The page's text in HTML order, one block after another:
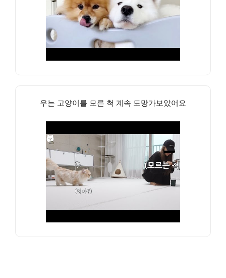
우는 고양이를 모른 척 계속 도망가보았어요